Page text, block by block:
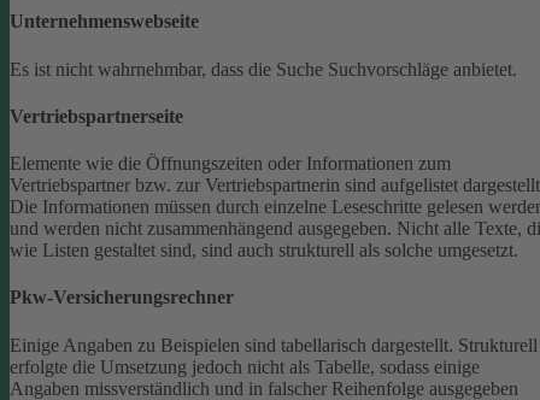
Unternehmenswebseite
Es ist nicht wahrnehmbar, dass die Suche Suchvorschläge anbietet.
Vertriebspartnerseite
Elemente wie die Öffnungszeiten oder Informationen zum
Vertriebspartner bzw. zur Vertriebspartnerin sind aufgelistet
Die Informationen müssen durch einzelne Leseschritte gelesen
und werden nicht zusammenhängend ausgegeben. Nicht alle Texte,
wie Listen gestaltet sind, sind auch strukturell als solche umgesetzt.
Pkw-Versicherungsrechner
Einige Angaben zu Beispielen sind tabellarisch dargestellt. Strukturell
erfolgte die Umsetzung jedoch nicht als Tabelle, sodass einige
Angaben missverständlich und in falscher Reihenfolge ausgegeben